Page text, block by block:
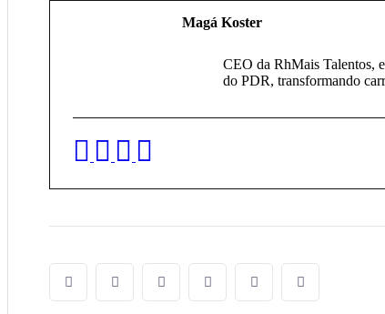
Magá Koster
CEO da RhMais Talentos,
do PDR, transformando